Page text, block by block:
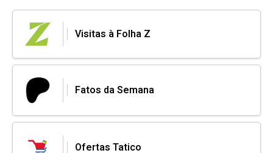
Visitas à Folha Z
Fatos da Semana
Ofertas Tatico